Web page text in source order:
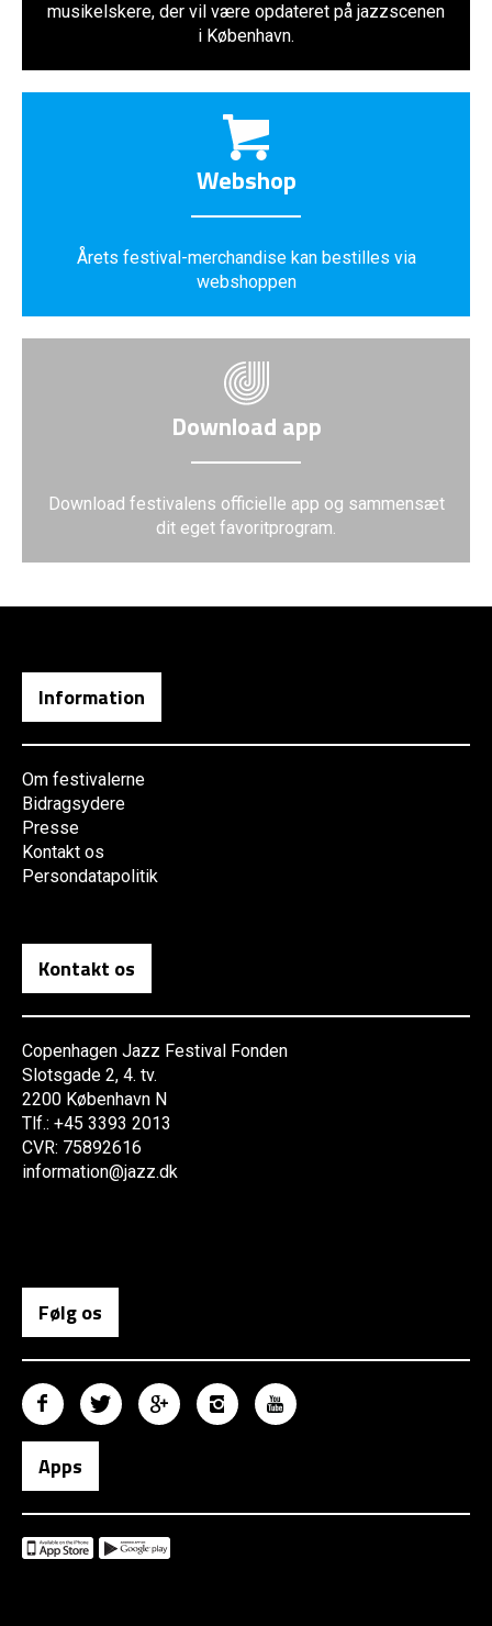
musikelskere, der vil være opdateret på jazzscenen
i København.
Webshop
Årets festival-merchandise kan bestilles via
webshoppen
Download app
Download festivalens officielle app og sammensæt
dit eget favoritprogram.
Information
Om festivalerne
Bidragsydere
Presse
Kontakt os
Persondatapolitik
Kontakt os
Copenhagen Jazz Festival Fonden
Slotsgade 2, 4. tv.
2200 København N
Tlf.: +45 3393 2013
CVR: 75892616
information@jazz.dk
Følg os
Apps